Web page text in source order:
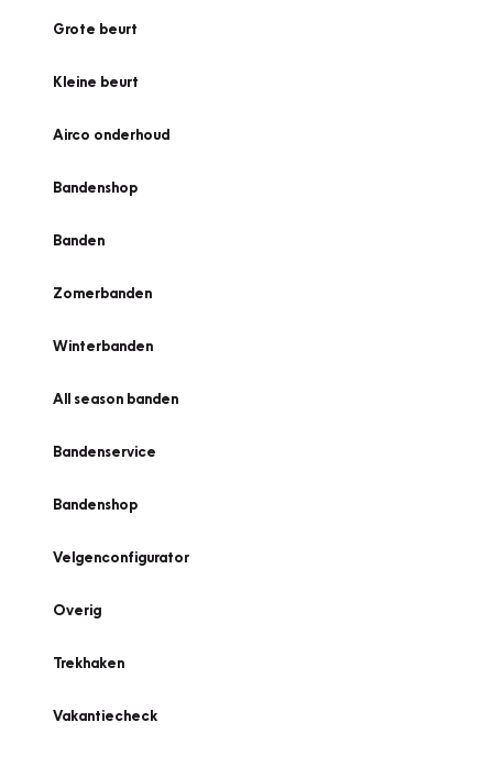
Grote beurt
Kleine beurt
Airco onderhoud
Bandenshop
Banden
Zomerbanden
Winterbanden
All season banden
Bandenservice
Bandenshop
Velgenconfigurator
Overig
Trekhaken
Vakantiecheck